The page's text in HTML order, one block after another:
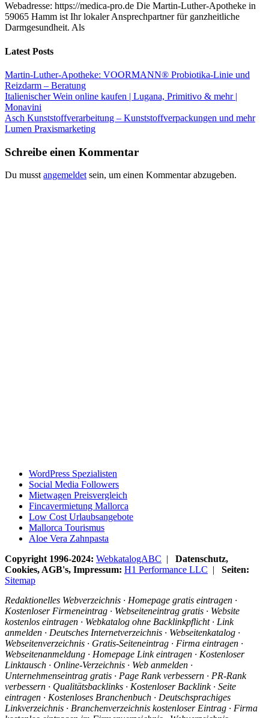
Webadresse: https://medica-pro.de Die Martin-Luther-Apotheke in
59065 Hamm ist Ihr lokaler Ansprechpartner für ganzheitliche
Darmgesundheit. Als
Latest Posts
Martin-Luther-Apotheke: VOORMANN® Probiotika-Linie und
Reizdarm – Beratung
Italienischer Wein online kaufen | Lugana, Primitivo & mehr |
Monavini
Asch Kunststoffverarbeitung – Kunststoffverpackungen und mehr
Lumen Praxismarketing
Schreibe einen Kommentar
Du musst angemeldet sein, um einen Kommentar abzugeben.
WordPress Spezialisten
Social Media Followers
Mietwagen Preisvergleich
Fincavermietung Mallorca
Low Cost Urlaubsangebote
Mallorca Tourismus
Aloe Vera Zahnpasta
Copyright 1996-2024: WebkatalogABC | Datenschutz,
Cookies, AGB's, Impressum: H1 Performance LLC | Seiten:
Sitemap
Redaktionelles Webverzeichnis · Homepage gratis eintragen ·
Kostenloser Firmeneintrag · Webseiteneintrag gratis · Website
kostenlos eintragen · Webkatalog ohne Backlinkpflicht · Link
anmelden · Deutsches Internetverzeichnis · Webseitenkatalog ·
Webseitenverzeichnis · Gratis-Seiteneintrag · Firma eintragen ·
Webseitenanmeldung · Homepage Link eintragen · Kostenloser
Linktausch · Online-Verzeichnis · Web anmelden ·
Unternehmenseintrag gratis · Page Rank verbessern · PR-Rank
verbessern · Qualitätsbacklinks · Kostenloser Backlink · Seite
eintragen · Kostenloses Branchenbuch · Deutschsprachiges
Linkverzeichnis · Branchenverzeichnis kostenloser Eintrag · Firma